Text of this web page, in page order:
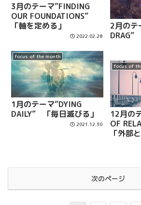
3月のテーマ”FINDING
OUR FOUNDATIONS”
「軸を定める」
2022.02.28
2月のテ
DRAG”
focus of the month
1月のテーマ”DYING
DAILY” 「毎日滅びる」
2021.12.30
focus of
12月の
OF
「外部
次のページ